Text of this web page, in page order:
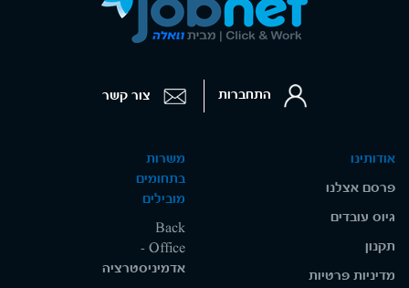
אודותינו
פרסם אצלנו
גיוס עובדים
תקנון
מדיניות פרטיות
משרות
בתחומים
מובילים
Back
Office -
אדמיניסטרציה